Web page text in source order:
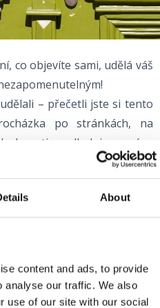
About
content and ads, to provide
analyse our traffic. We also
use of our site with our social
co objevíte sami, udělá váš
– přečetli jste si tento
po stránkách, na
a odhalujeme vám,
a bavit se, jak si kvalitně
a…přijeďte!